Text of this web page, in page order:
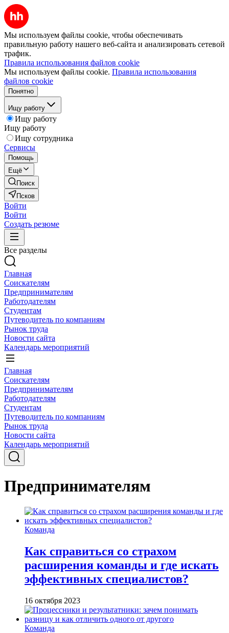
Мы используем файлы cookie, чтобы обеспечивать
правильную работу нашего веб-сайта и анализировать сетевой
трафик.
Правила использования файлов cookie
Мы используем файлы cookie. Правила использования
файлов cookie
Понятно
Ищу работу
Ищу работу
Ищу работу
Ищу сотрудника
Сервисы
Помощь
Ещё
Поиск
Псков
Войти
Войти
Создать резюме
Все разделы
Главная
Соискателям
Предпринимателям
Работодателям
Студентам
Путеводитель по компаниям
Рынок труда
Новости сайта
Календарь мероприятий
Главная
Соискателям
Предпринимателям
Работодателям
Студентам
Путеводитель по компаниям
Рынок труда
Новости сайта
Календарь мероприятий
Предпринимателям
Команда
Как справиться со страхом
расширения команды и где искать
эффективных специалистов?
16 октября 2023
Команда